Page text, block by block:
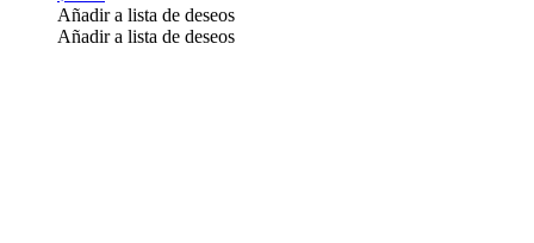
Añadir a lista de deseos
Añadir a lista de deseos